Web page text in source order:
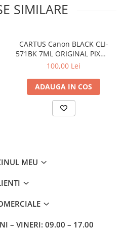
SIMILARE
CARTUS Canon BLACK CLI-
571BK 7ML ORIGINAL PIXMA
MG6850
100,00 Lei
ADAUGA IN COS
MEU
– VINERI: 09.00 – 17.00